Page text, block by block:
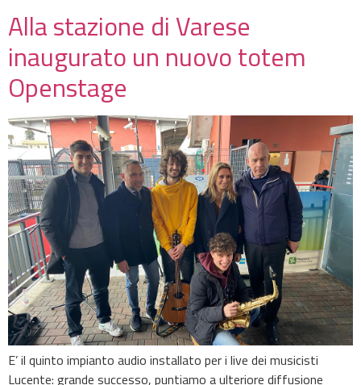
Alla stazione di Varese
inaugurato un nuovo totem
Openstage
E’ il quinto impianto audio installato per i live dei musicisti
Lucente: grande successo, puntiamo a ulteriore diffusione